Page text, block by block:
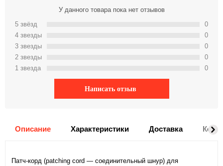
У данного товара пока нет отзывов
5 звёзд
4 звeзды
3 звeзды
2 звeзды
1 звeзда
0
0
0
0
0
Написать отзыв
Описание Характеристики Доставка
Патч-корд (patching cord — соединительный шнур) для